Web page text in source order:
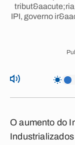
IPI, governo
O aumento do